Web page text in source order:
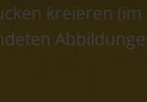
kreieren (im